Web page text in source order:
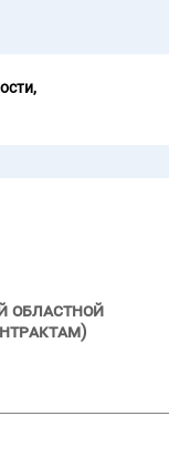
областной